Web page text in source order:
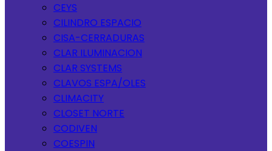
CEYS
CILINDRO ESPACIO
CISA-CERRADURAS
CLAR ILUMINACION
CLAR SYSTEMS
CLAVOS ESPA/OLES
CLIMACITY
CLOSET NORTE
CODIVEN
COESPIN